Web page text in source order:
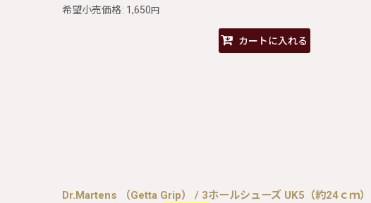
希望小売価格: 1,650円
カートに入れる
Dr.Martens （Getta Grip） / 3ホールシューズ UK5（約24ｃｍ